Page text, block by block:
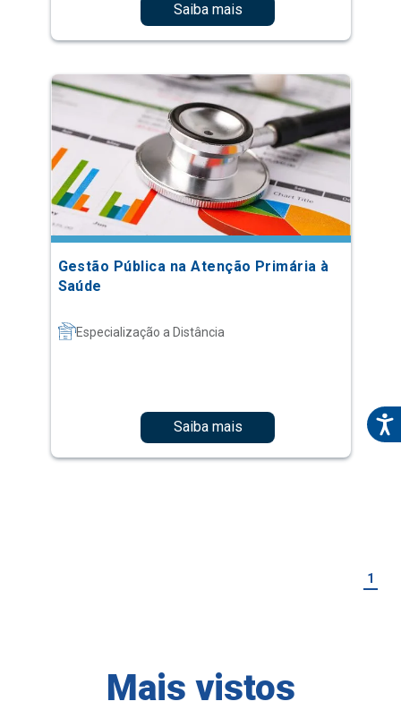
Saiba mais
Gestão Pública na Atenção Primária à
Saúde
Especialização a Distância
Saiba mais
1
Mais vistos